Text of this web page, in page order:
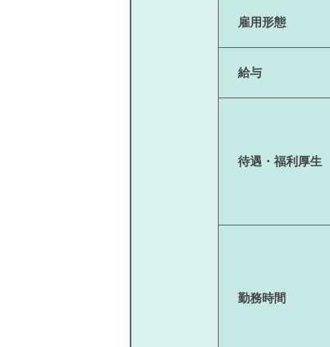
雇用形態
給与
待遇・福利厚生
勤務時間